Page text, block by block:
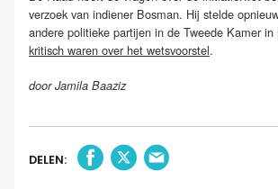
verzoek van indiener Bosman. Hij stelde
andere politieke partijen in de Tweede Kamer in
kritisch waren over het wetsvoorstel.
door Jamila Baaziz
DELEN: